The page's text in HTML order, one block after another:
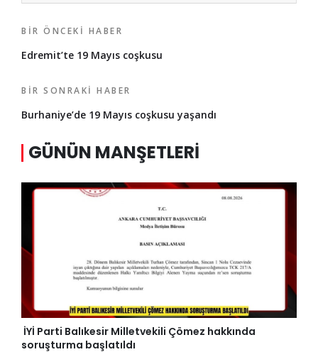
BIR ÖNCEKI HABER
Edremit’te 19 Mayıs coşkusu
BIR SONRAKI HABER
Burhaniye’de 19 Mayıs coşkusu yaşandı
GÜNÜN MANŞETLERI
İYİ Parti Balıkesir Milletvekili Çömez hakkında
soruşturma başlatıldı